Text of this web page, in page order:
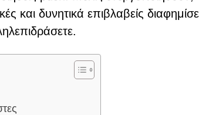
και δυνητικά επιβλαβείς